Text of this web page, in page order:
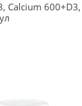
Calcium